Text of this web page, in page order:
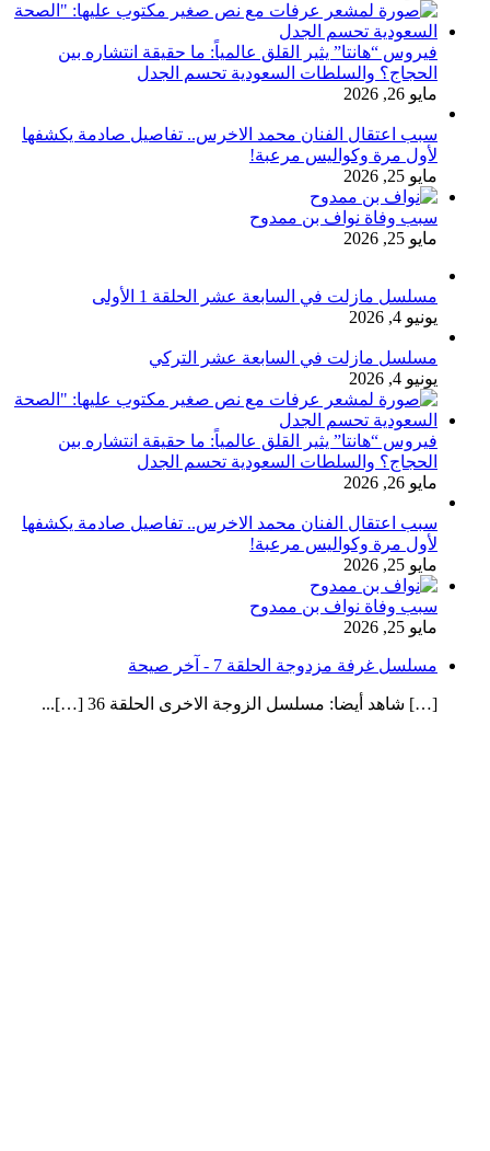
فيروس “هانتا” يثير القلق عالمياً: ما حقيقة انتشاره بين
الحجاج؟ والسلطات السعودية تحسم الجدل
مايو 26, 2026
سبب اعتقال الفنان محمد الاخرس.. تفاصيل صادمة يكشفها
لأول مرة وكواليس مرعبة!
مايو 25, 2026
سبب وفاة نواف بن ممدوح
مايو 25, 2026
مسلسل مازلت في السابعة عشر الحلقة 1 الأولى
يونيو 4, 2026
مسلسل مازلت في السابعة عشر التركي
يونيو 4, 2026
فيروس “هانتا” يثير القلق عالمياً: ما حقيقة انتشاره بين
الحجاج؟ والسلطات السعودية تحسم الجدل
مايو 26, 2026
سبب اعتقال الفنان محمد الاخرس.. تفاصيل صادمة يكشفها
لأول مرة وكواليس مرعبة!
مايو 25, 2026
سبب وفاة نواف بن ممدوح
مايو 25, 2026
مسلسل غرفة مزدوجة الحلقة 7 - آخر صيحة
[…] شاهد أيضا: مسلسل الزوجة الاخرى الحلقة 36 […]...